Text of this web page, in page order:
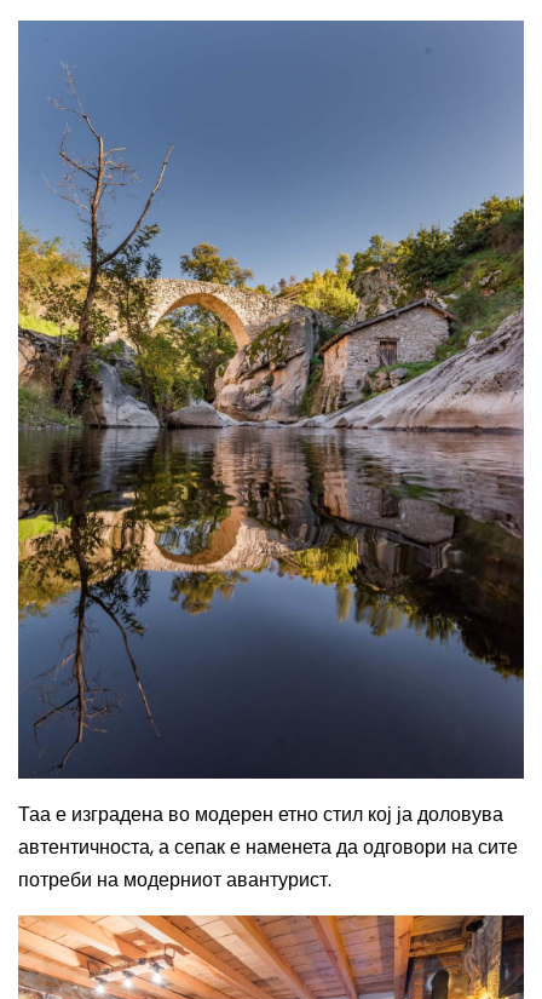
Таа е изградена во модерен етно стил кој ја доловува
автентичноста, а сепак е наменета да одговори на сите
потреби на модерниот авантурист.